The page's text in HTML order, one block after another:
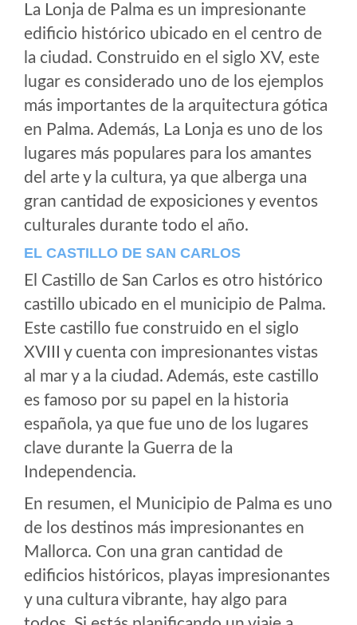
La Lonja de Palma es un impresionante
edificio histórico ubicado en el centro de
la ciudad. Construido en el siglo XV, este
lugar es considerado uno de los ejemplos
más importantes de la arquitectura gótica
en Palma. Además, La Lonja es uno de los
lugares más populares para los amantes
del arte y la cultura, ya que alberga una
gran cantidad de exposiciones y eventos
culturales durante todo el año.
EL CASTILLO DE SAN CARLOS
El Castillo de San Carlos es otro histórico
castillo ubicado en el municipio de Palma.
Este castillo fue construido en el siglo
XVIII y cuenta con impresionantes vistas
al mar y a la ciudad. Además, este castillo
es famoso por su papel en la historia
española, ya que fue uno de los lugares
clave durante la Guerra de la
Independencia.
En resumen, el Municipio de Palma es uno
de los destinos más impresionantes en
Mallorca. Con una gran cantidad de
edificios históricos, playas impresionantes
y una cultura vibrante, hay algo para